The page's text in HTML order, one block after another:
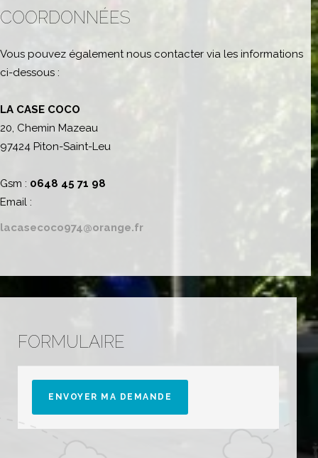
COORDONNÉES
Vous pouvez également nous contacter via les informations
ci-dessous :
LA CASE COCO
20, Chemin Mazeau
97424 Piton-Saint-Leu
Gsm : 0648 45 71 98
Email :
lacasecoco974@orange.fr
FORMULAIRE
ENVOYER MA DEMANDE